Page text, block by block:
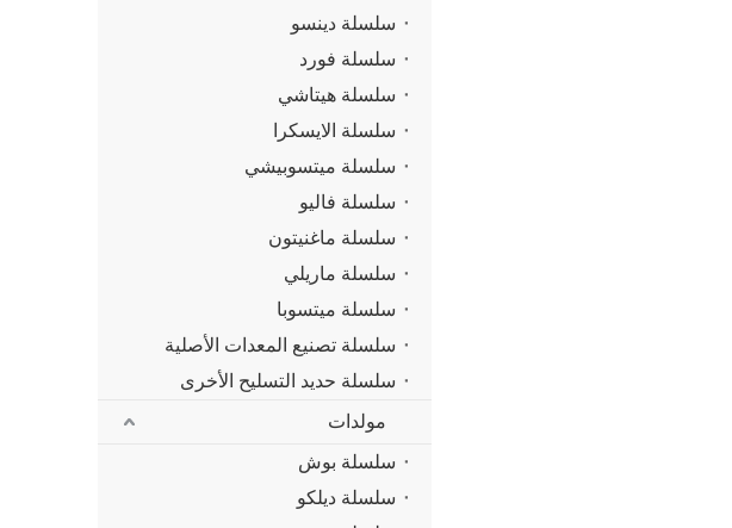
سلسلة دينسو
سلسلة فورد
سلسلة هيتاشي
سلسلة الايسكرا
سلسلة ميتسوبيشي
سلسلة فاليو
سلسلة ماغنيتون
سلسلة ماريلي
سلسلة ميتسوبا
سلسلة تصنيع المعدات الأصلية
سلسلة حديد التسليح الأخرى
مولدات
سلسلة بوش
سلسلة ديلكو